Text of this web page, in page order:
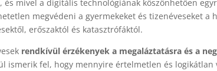
és mivel a digitális technológiának köszönhetően
megvédeni a gyermekeket és tizenéveseket
erőszaktól és katasztrófáktól.
rendkívül érzékenyek a megaláztatásra és a
ismerik fel, hogy mennyire értelmetlen és logikátlan